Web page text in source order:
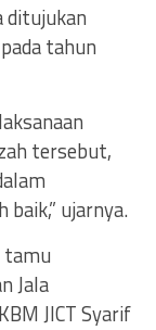
ditujukan
tahun
tersebut,
ujarnya.
tamu
Jala
JICT Syarif